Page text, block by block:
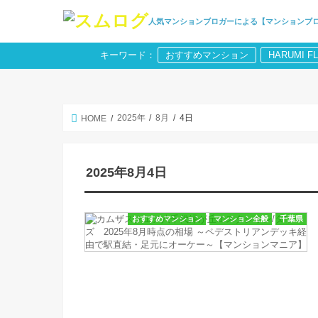
人気マンションブロガーによる【マンションブ
キーワード： おすすめマンション HARUMI
HOME 2025年 8月 4日
2025年8月4日
おすすめマンション マンション全般 千葉県